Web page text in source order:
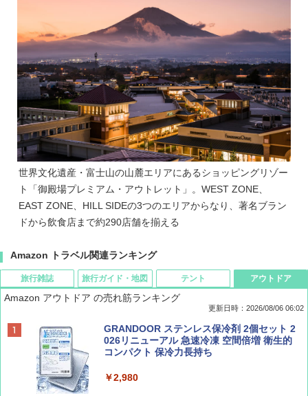
世界文化遺産・富士山の山麓エリアにあるショッピングリゾー
ト「御殿場プレミアム・アウトレット」。WEST ZONE、
EAST ZONE、HILL SIDEの3つのエリアからなり、著名ブラン
ドから飲食店まで約290店舗を揃える
Amazon トラベル関連ランキング
旅行雑誌
ディズニーファン ２０２６年 ９月号 [雑
誌] (ＤＩＳＮＥＹ ＦＡＮ)
旅行ガイド・地図
D40 地球の歩き方 チェンマイ タイ北部の魅
力的な町 2026～2027 地球の歩き方D アジア
テント
[キャンパーズコレクション 山善] ポップアッ
プテント 傘みたいに広げて畳める パッとサ
ッとサンシェード キューブ フルクローズ メ
&ハイキング カーキ PATC-150(KH)
アウトドア
Amazon アウトドア の売れ筋ランキング
更新日時：2026/08/06 06:02
GRANDOOR ステンレス保冷剤 2個セット 2
026リニューアル 急速冷凍 空間倍増 衛生的
コンパクト 保冷力長持ち
￥2,980